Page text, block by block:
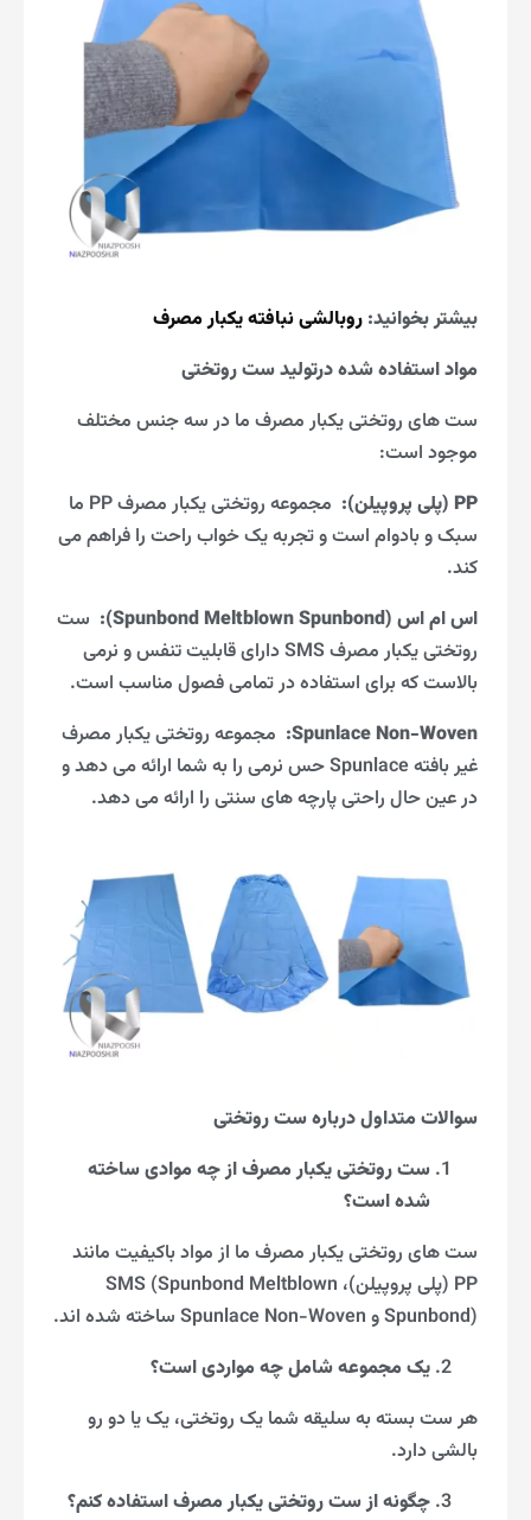
بیشتر بخوانید: روبالشی نبافته یکبار مصرف
مواد استفاده شده درتولید ست روتختی
ست های روتختی یکبار مصرف ما در سه جنس مختلف
موجود است:
PP (پلی پروپیلن):
مجموعه روتختی یکبار مصرف PP ما
سبک و بادوام است و تجربه یک خواب راحت را فراهم می
کند.
اس ام اس (Spunbond Meltblown Spunbond):
ست
روتختی یکبار مصرف SMS دارای قابلیت تنفس و نرمی
بالاست که برای استفاده در تمامی فصول مناسب است.
Spunlace Non-Woven: مجموعه روتختی یکبار مصرف
غیر بافته Spunlace حس نرمی را به شما ارائه می دهد و
در عین حال راحتی پارچه های سنتی را ارائه می دهد.
سوالات متداول درباره ست روتختی
ست روتختی یکبار مصرف از چه موادی ساخته
شده است؟
ست های روتختی یکبار مصرف ما از مواد باکیفیت مانند
PP (پلی پروپیلن)، SMS (Spunbond Meltblown
Spunbond) و Spunlace Non-Woven ساخته شده اند.
یک مجموعه شامل چه مواردی است؟
هر ست بسته به سلیقه شما یک روتختی، یک یا دو رو
بالشی دارد.
چگونه از ست روتختی یکبار مصرف استفاده کنم؟